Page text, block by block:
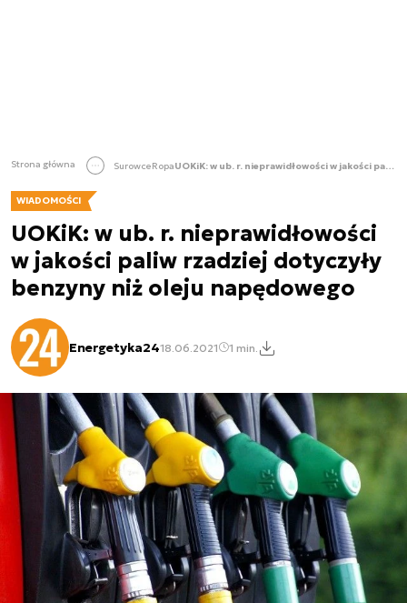
Strona główna SurowceRopa UOKiK: w ub. r. nieprawidłowości w jakości paliw rzadziej dotyczyły benzyny niż oleju napędowego
WIADOMOŚCI
UOKiK: w ub. r. nieprawidłowości
w jakości paliw rzadziej dotyczyły
benzyny niż oleju napędowego
Energetyka2418.06.2021 1 min.